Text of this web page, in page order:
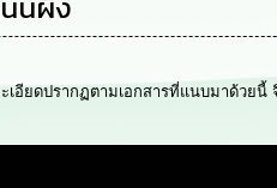
อียดปรากฏตามเอกสารที่แนบมาด้วยนี้